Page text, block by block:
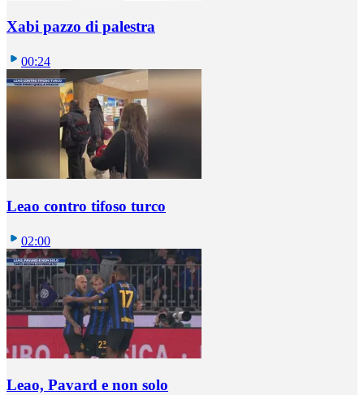
Xabi pazzo di palestra
00:24
Leao contro tifoso turco
02:00
Leao, Pavard e non solo